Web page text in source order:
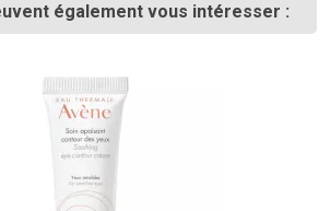
également vous intéresser :